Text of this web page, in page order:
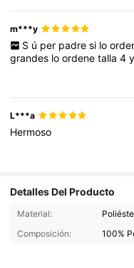
m***y
S ú per padre si lo
grandes loordenetalla4y
L***a
Hermoso
Detalles Del Producto
Material:
Composición:
100%
2.7K
2.7K
2.7K